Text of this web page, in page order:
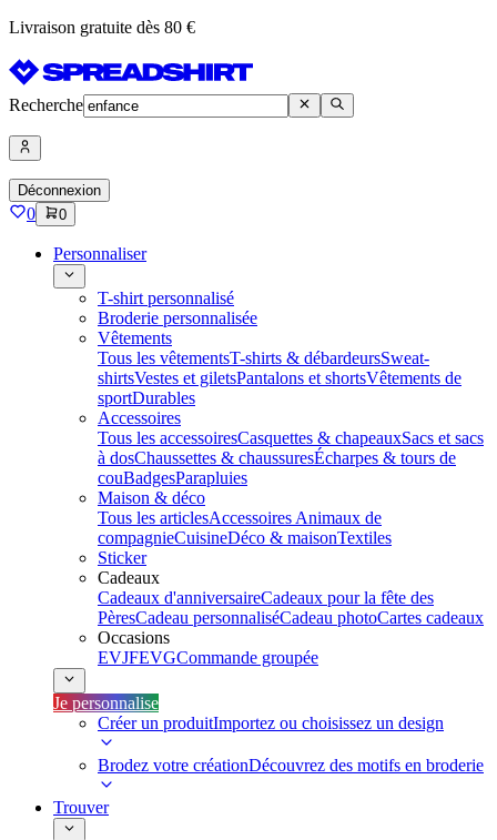
Livraison gratuite dès 80 €
Recherche
Déconnexion
0 0
Personnaliser
T-shirt personnalisé
Broderie personnalisée
Vêtements
Tous les vêtementsT-shirts & débardeursSweat-
shirtsVestes et giletsPantalons et shortsVêtements de
sportDurables
Accessoires
Tous les accessoiresCasquettes & chapeauxSacs et sacs
à dosChaussettes & chaussuresÉcharpes & tours de
couBadgesParapluies
Maison & déco
Tous les articlesAccessoires Animaux de
compagnieCuisineDéco & maisonTextiles
Sticker
Cadeaux
Cadeaux d'anniversaireCadeaux pour la fête des
PèresCadeau personnaliséCadeau photoCartes cadeaux
Occasions
EVJFEVGCommande groupée
Je personnalise
Créer un produitImportez ou choisissez un design
Brodez votre créationDécouvrez des motifs en broderie
Trouver